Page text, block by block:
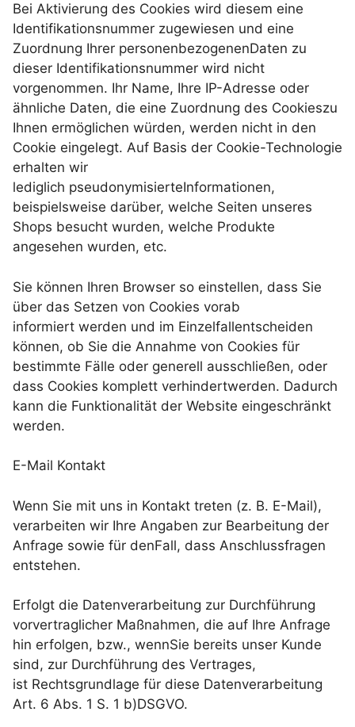
Bei Aktivierung des Cookies wird diesem eine
Identifikationsnummer zugewiesen und eine
Zuordnung Ihrer personenbezogenenDaten zu
dieser Identifikationsnummer wird nicht
vorgenommen. Ihr Name, Ihre IP-Adresse oder
ähnliche Daten, die eine Zuordnung des Cookieszu
Ihnen ermöglichen würden, werden nicht in den
Cookie eingelegt. Auf Basis der Cookie-Technologie
erhalten wir
lediglich pseudonymisierteInformationen,
beispielsweise darüber, welche Seiten unseres
Shops besucht wurden, welche Produkte
angesehen wurden, etc.
Sie können Ihren Browser so einstellen, dass Sie
über das Setzen von Cookies vorab
informiert werden und im Einzelfallentscheiden
können, ob Sie die Annahme von Cookies für
bestimmte Fälle oder generell ausschließen, oder
dass Cookies komplett verhindertwerden. Dadurch
kann die Funktionalität der Website eingeschränkt
werden.
E-Mail Kontakt
Wenn Sie mit uns in Kontakt treten (z. B. E-Mail),
verarbeiten wir Ihre Angaben zur Bearbeitung der
Anfrage sowie für denFall, dass Anschlussfragen
entstehen.
Erfolgt die Datenverarbeitung zur Durchführung
vorvertraglicher Maßnahmen, die auf Ihre Anfrage
hin erfolgen, bzw., wennSie bereits unser Kunde
sind, zur Durchführung des Vertrages,
ist Rechtsgrundlage für diese Datenverarbeitung
Art. 6 Abs. 1 S. 1 b)DSGVO.